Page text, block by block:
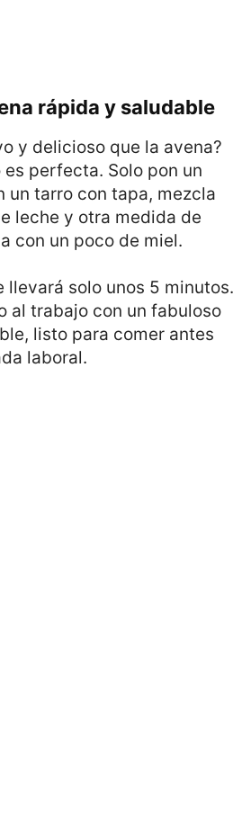
rápida y saludable
y delicioso que la avena?
es perfecta. Solo pon un
un tarro con tapa, mezcla
leche y otra medida de
con un poco de miel.
llevará solo unos 5 minutos.
al trabajo con un fabuloso
listo para comer antes
laboral.